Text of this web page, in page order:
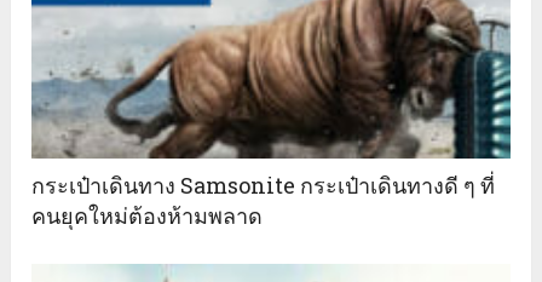
กระเป๋าเดินทาง Samsonite กระเป๋าเดินทางดี ๆ ที่
คนยุคใหม่ต้องห้ามพลาด